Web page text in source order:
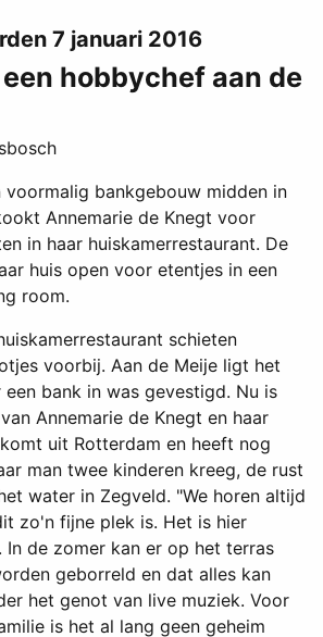
7 januari 2016
hobbychef aan de
voormalig bankgebouw midden in
Annemarie de Knegt voor
in haar huiskamerrestaurant. De
huis open voor etentjes in een
room.
schieten
voorbij. Aan de Meije ligt het
bank in was gevestigd. Nu is
Annemarie de Knegt en haar
uit Rotterdam en heeft nog
man twee kinderen kreeg, de rust
water in Zegveld. "We horen altijd
zo'n fijne plek is. Het is hier
In de zomer kan er op het terras
geborreld en dat alles kan
het genot van live muziek. Voor
is het al lang geen geheim